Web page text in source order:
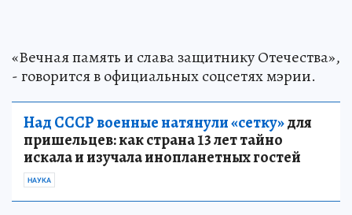
«Вечная память и слава защитнику Отечества»,
- говорится в официальных соцсетях мэрии.
Над СССР военные натянули «сетку»для
пришельцев: как страна 13 лет тайно
искала и изучала инопланетных гостей
НАУКА